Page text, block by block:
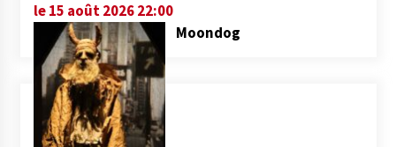
le 15 août 2026 22:00
Moondog